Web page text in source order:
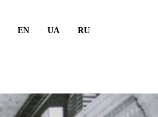
EN UA RU